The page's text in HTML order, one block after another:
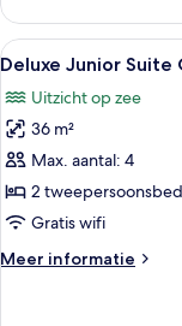
Junior
Suite
King
Alle
foto's
voor
Deluxe
Junior
Suite
Ocean
Double
6
Deluxe Junior Suite
Uitzicht op zee
36 m²
Max. aantal: 4
2
Gratis wifi
Meer informatie
Meer